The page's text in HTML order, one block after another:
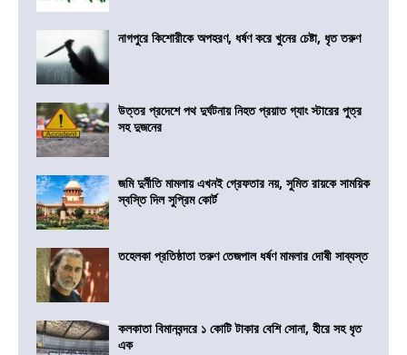
নাগপুরে কিশোরীকে অপহরণ, ধর্ষণ করে খুনের চেষ্টা, ধৃত তরুণ
উত্তর প্রদেশে পথ দুর্ঘটনায় নিহত প্রয়াত গ্যাং স্টারের পুত্র
সহ দুজনের
জমি দুর্নীতি মামলায় এখনই গ্রেফতার নয়, সুমিত রায়কে সাময়িক
স্বস্তি দিল সুপ্রিম কোর্ট
তহেলকা প্রতিষ্ঠাতা তরুণ তেজপাল ধর্ষণ মামলার দোষী সাব্যস্ত
কলকাতা বিমানবন্দরে ১ কোটি টাকার বেশি সোনা, হীরে সহ ধৃত
এক